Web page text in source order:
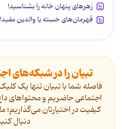
زهرهای پنهان خانه را بشناسید!
قهرمان‌های خسته یا والدین مفید!
تبیان را در شبکه‌های
فاصله شما با تبیان تنها یک
اجتماعی حاضریم و محتواهای
کیفیت در اختیارتان می‌گذاریم؛
دنیال